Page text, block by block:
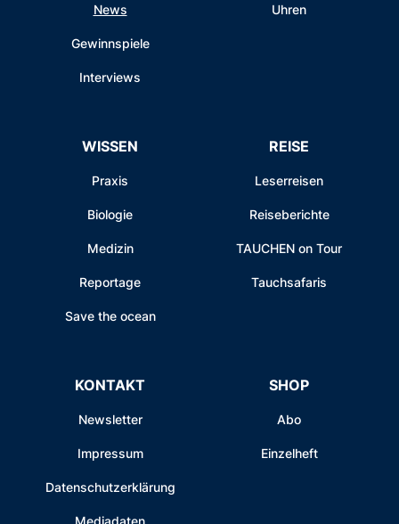
News
Gewinnspiele
Interviews
Uhren
WISSEN
Praxis
Biologie
Medizin
Reportage
Save the ocean
REISE
Leserreisen
Reiseberichte
TAUCHEN on Tour
Tauchsafaris
KONTAKT
Newsletter
Impressum
Datenschutzerklärung
Mediadaten
SHOP
Abo
Einzelheft